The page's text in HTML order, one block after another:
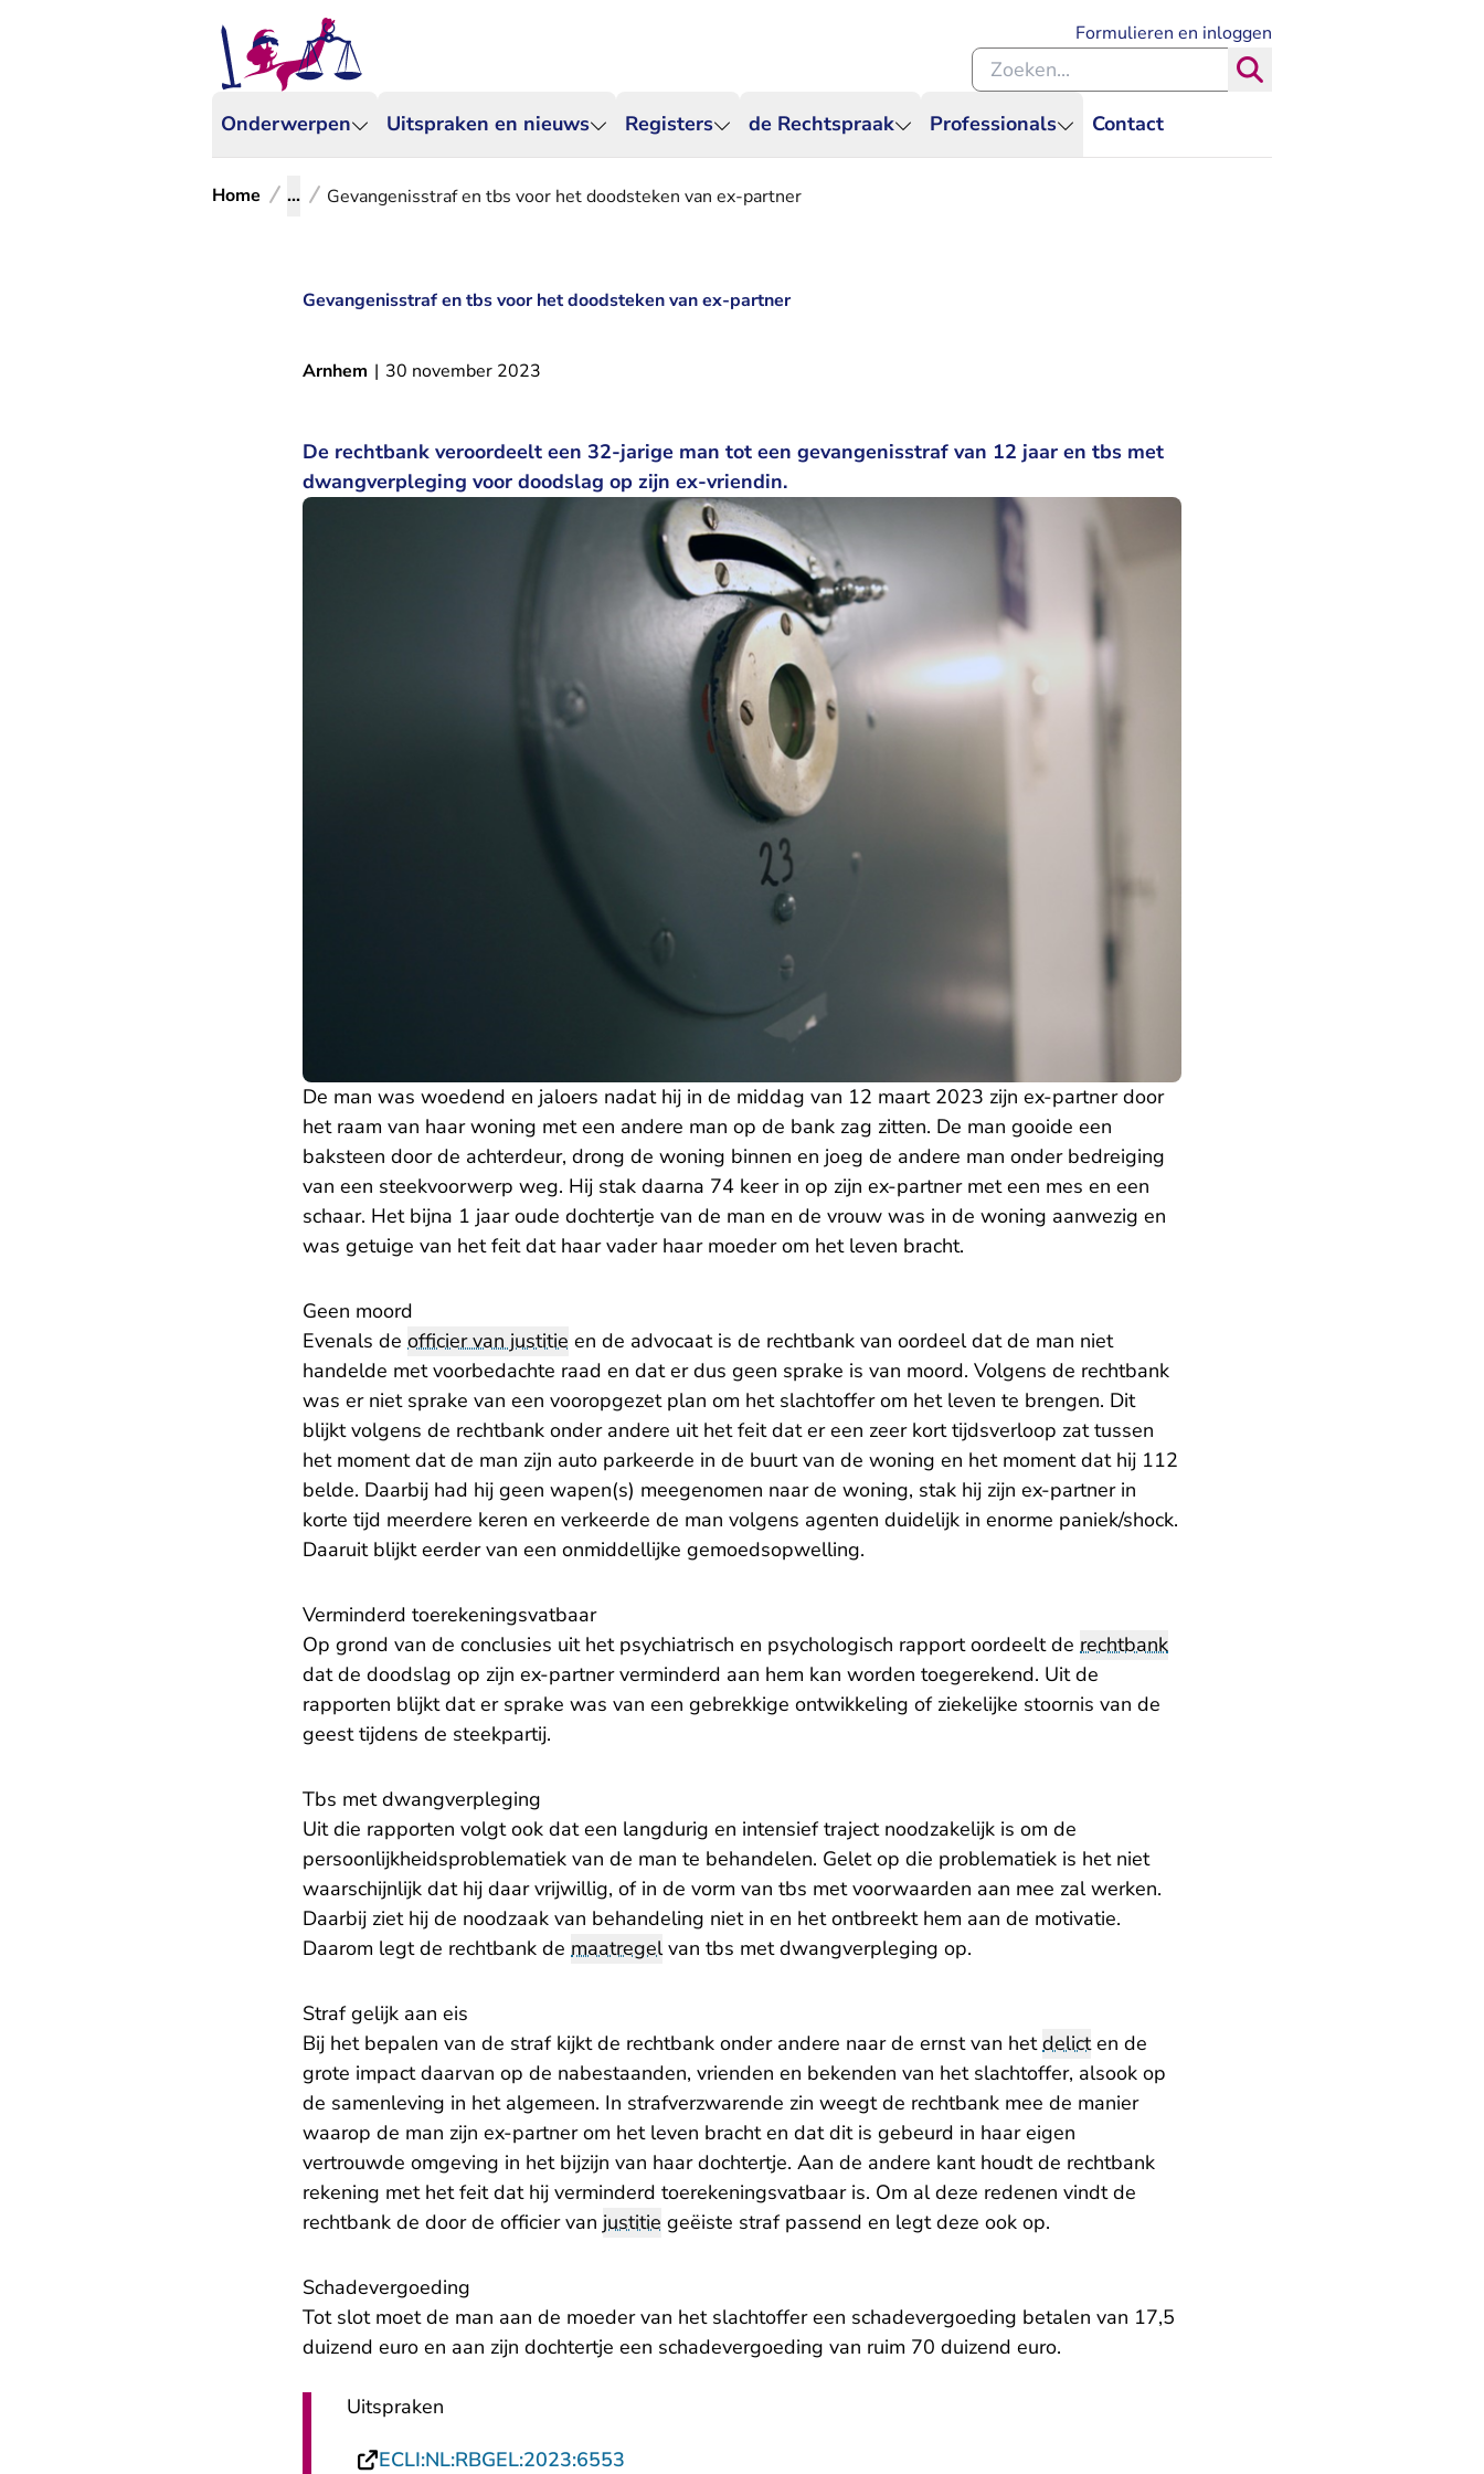
Onderwerpen Uitspraken en nieuws Registers de Rechtspraak Professionals Contact
Formulieren en inloggen
Zoeken binnen de Rechtspraak
Home ... Gevangenisstraf en tbs voor het doodsteken van ex-partner
Gevangenisstraf en tbs voor het doodsteken van ex-partner
Arnhem | 30 november 2023
De rechtbank veroordeelt een 32-jarige man tot een gevangenisstraf van 12 jaar en tbs met
dwangverpleging voor doodslag op zijn ex-vriendin.
De man was woedend en jaloers nadat hij in de middag van 12 maart 2023 zijn ex-partner door
het raam van haar woning met een andere man op de bank zag zitten. De man gooide een
baksteen door de achterdeur, drong de woning binnen en joeg de andere man onder bedreiging
van een steekvoorwerp weg. Hij stak daarna 74 keer in op zijn ex-partner met een mes en een
schaar. Het bijna 1 jaar oude dochtertje van de man en de vrouw was in de woning aanwezig en
was getuige van het feit dat haar vader haar moeder om het leven bracht.
​Geen moord
Evenals de officier van justitie en de advocaat is de rechtbank van oordeel dat de man niet
handelde met voorbedachte raad en dat er dus geen sprake is van moord. Volgens de rechtbank
was er niet sprake van een vooropgezet plan om het slachtoffer om het leven te brengen. Dit
blijkt volgens de rechtbank onder andere uit het feit dat er een zeer kort tijdsverloop zat tussen
het moment dat de man zijn auto parkeerde in de buurt van de woning en het moment dat hij 112
belde. Daarbij had hij geen wapen(s) meegenomen naar de woning, stak hij zijn ex-partner in
korte tijd meerdere keren en verkeerde de man volgens agenten duidelijk in enorme paniek/shock.
Daaruit blijkt eerder van een onmiddellijke gemoedsopwelling.
Verminderd toerekeningsvatbaar
Op grond van de conclusies uit het psychiatrisch en psychologisch rapport oordeelt de rechtbank
dat de doodslag op zijn ex-partner verminderd aan hem kan worden toegerekend. Uit de
rapporten blijkt dat er sprake was van een gebrekkige ontwikkeling of ziekelijke stoornis van de
geest tijdens de steekpartij.
Tbs met dwangverpleging
Uit die rapporten volgt ook dat een langdurig en intensief traject noodzakelijk is om de
persoonlijkheidsproblematiek van de man te behandelen. Gelet op die problematiek is het niet
waarschijnlijk dat hij daar vrijwillig, of in de vorm van tbs met voorwaarden aan mee zal werken.
Daarbij ziet hij de noodzaak van behandeling niet in en het ontbreekt hem aan de motivatie.
Daarom legt de rechtbank de maatregelvan tbs met dwangverpleging op.
Straf gelijk aan eis
Bij het bepalen van de straf kijkt de rechtbank onder andere naar de ernst van hetdelicten de
grote impact daarvan op de nabestaanden, vrienden en bekenden van het slachtoffer, alsook op
de samenleving in het algemeen. In strafverzwarende zin weegt de rechtbank mee de manier
waarop de man zijn ex-partner om het leven bracht en dat dit is gebeurd in haar eigen
vertrouwde omgeving in het bijzijn van haar dochtertje. Aan de andere kant houdt de rechtbank
rekening met het feit dat hij verminderd toerekeningsvatbaar is. Om al deze redenen vindt de
rechtbank de door de officier van justitie geëiste straf passend en legt deze ook op.
Schadevergoeding
Tot slot moet de man aan de moeder van het slachtoffer een schadevergoeding betalen van 17,5
duizend euro en aan zijn dochtertje een schadevergoeding van ruim 70 duizend euro.
Uitspraken
ECLI:NL:RBGEL:2023:6553